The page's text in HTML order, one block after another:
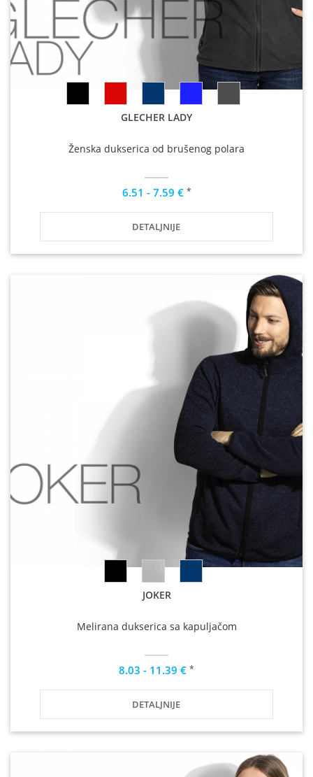
GLECHER LADY
Ženska dukserica od brušenog polara
6.51 - 7.59 € *
DETALJNIJE
JOKER
Melirana dukserica sa kapuljačom
8.03 - 11.39 € *
DETALJNIJE